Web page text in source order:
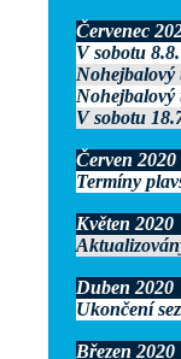
Červenec
V sobotu
Nohejbalový
Nohejbalový
V sobotu
Červen 2020
Termíny
Květen 2020
Duben 2020
Ukončení
Březen 2020